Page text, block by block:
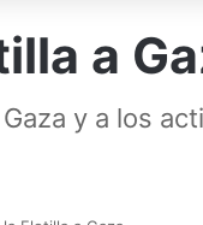
a
y a los